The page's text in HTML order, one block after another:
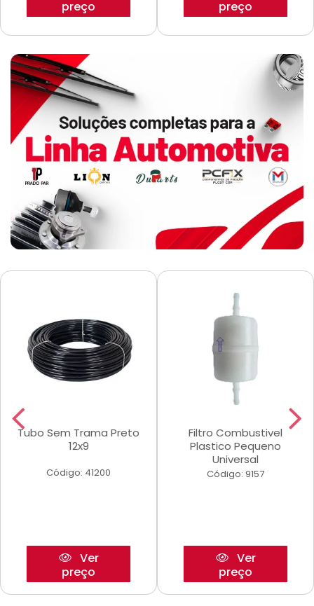
preço
preço
Tubo Sem Trama Preto
12x9
Código: 41200
Ver
preço
Filtro Combustivel
Plastico Pequeno
Universal
Código: 9157
Ver
preço